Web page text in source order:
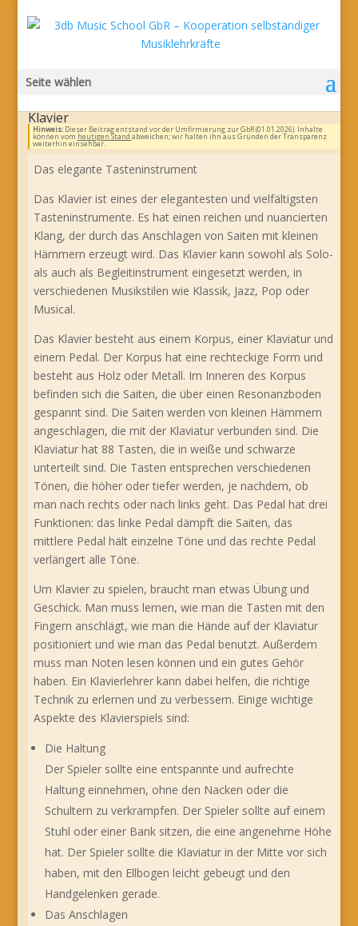
Seite wählen
Klavier
Hinweis:Dieser Beitrag entstand vor der Umfirmierung zur GbR (01.01.2026). Inhalte
können vom heutigen Stand abweichen; wir halten ihn aus Gründen der Transparenz
weiterhin einsehbar.
Das elegante Tasteninstrument
Das Klavier ist eines der elegantesten und vielfältigsten
Tasteninstrumente. Es hat einen reichen und nuancierten
Klang, der durch das Anschlagen von Saiten mit kleinen
Hämmern erzeugt wird. Das Klavier kann sowohl als Solo-
als auch als Begleitinstrument eingesetzt werden, in
verschiedenen Musikstilen wie Klassik, Jazz, Pop oder
Musical.
Das Klavier besteht aus einem Korpus, einer Klaviatur und
einem Pedal. Der Korpus hat eine rechteckige Form und
besteht aus Holz oder Metall. Im Inneren des Korpus
befinden sich die Saiten, die über einen Resonanzboden
gespannt sind. Die Saiten werden von kleinen Hämmern
angeschlagen, die mit der Klaviatur verbunden sind. Die
Klaviatur hat 88 Tasten, die in weiße und schwarze
unterteilt sind. Die Tasten entsprechen verschiedenen
Tönen, die höher oder tiefer werden, je nachdem, ob
man nach rechts oder nach links geht. Das Pedal hat drei
Funktionen: das linke Pedal dämpft die Saiten, das
mittlere Pedal hält einzelne Töne und das rechte Pedal
verlängert alle Töne.
Um Klavier zu spielen, braucht man etwas Übung und
Geschick. Man muss lernen, wie man die Tasten mit den
Fingern anschlägt, wie man die Hände auf der Klaviatur
positioniert und wie man das Pedal benutzt. Außerdem
muss man Noten lesen können und ein gutes Gehör
haben. Ein Klavierlehrer kann dabei helfen, die richtige
Technik zu erlernen und zu verbessern. Einige wichtige
Aspekte des Klavierspiels sind:
Die Haltung
Der Spieler sollte eine entspannte und aufrechte
Haltung einnehmen, ohne den Nacken oder die
Schultern zu verkrampfen. Der Spieler sollte auf einem
Stuhl oder einer Bank sitzen, die eine angenehme Höhe
hat. Der Spieler sollte die Klaviatur in der Mitte vor sich
haben, mit den Ellbogen leicht gebeugt und den
Handgelenken gerade.
Das Anschlagen